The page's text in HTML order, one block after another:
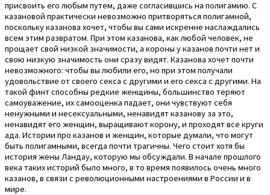
присвоить его любым путем, даже согласившись на полигамию. С
казановой практически невозможно притворяться полигамной,
поскольку казанова хочет, чтобы вы сами искренне наслаждались
всем этим развратом. При этом казанова, как любой человек, не
прощает свой низкой значимости, а короны у казанов почти нет и
свою низкую значимость они сразу видят. Казанова хочет почти
невозможного: чтобы вы любили его, но при этом получали
удовольствие от своего секса с другими и его секса с другими. На
такой финт способны редкие женщины, большинство теряют
самоуважение, их самооценка падает, они чувствуют себя
ненужными и несексуальными, ненавидят казанову за это,
ненавидят его женщин, выращивают корону, и проходят все круги
ада. Истории про казанов и женщин, которые думали, что могут
быть полигамными, всегда почти трагичны. Чего стоит хотя бы
история жены Ландау, которую мы обсуждали. В начале прошлого
века таких историй было много, в то время появилось очень много
казанов, в связи с революционными настроениями в России и в
мире.